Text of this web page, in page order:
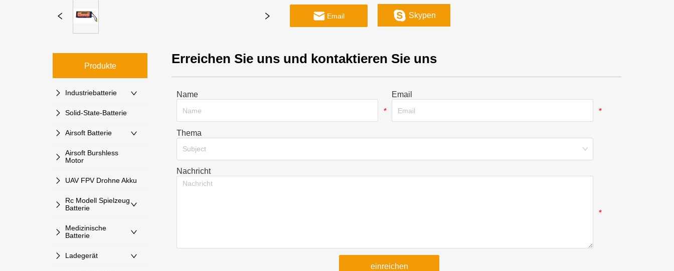
Email Skypen
Produkte
Industriebatterie
Solid-State-Batterie
Airsoft Batterie
Airsoft Burshless
Motor
UAV FPV Drohne Akku
Rc Modell Spielzeug
Batterie
Medizinische
Batterie
Ladegerät
Erreichen Sie uns und kontaktieren Sie uns
Name
*
Email
*
Thema
Subject
Nachricht
*
einreichen